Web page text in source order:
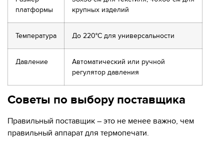
платформы
крупных изделий
Температура До 220°C для универсальности
Давление
Автоматический или ручной
регулятор давления
Советы по выбору поставщика
Правильный поставщик – это не менее важно, чем
правильный аппарат для термопечати.